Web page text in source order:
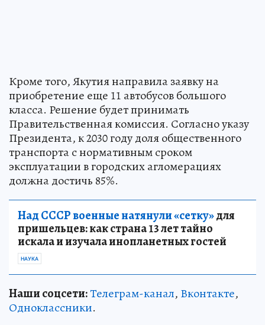
Кроме того, Якутия направила заявку на
приобретение еще 11 автобусов большого
класса. Решение будет принимать
Правительственная комиссия. Согласно указу
Президента, к 2030 году доля общественного
транспорта с нормативным сроком
эксплуатации в городских агломерациях
должна достичь 85%.
Над СССР военные натянули «сетку»для
пришельцев: как страна 13 лет тайно
искала и изучала инопланетных гостей
НАУКА
Наши соцсети:Телеграм-канал, Вконтакте,
Одноклассники.